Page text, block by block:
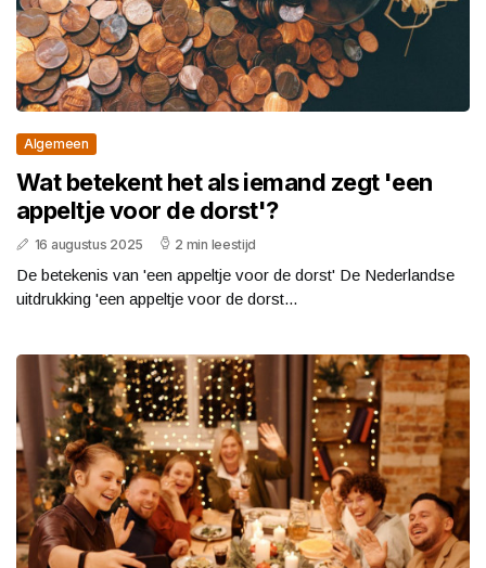
Algemeen
Wat betekent het als iemand zegt 'een
appeltje voor de dorst'?
16 augustus 2025 2 min leestijd
De betekenis van 'een appeltje voor de dorst' De Nederlandse
uitdrukking 'een appeltje voor de dorst...